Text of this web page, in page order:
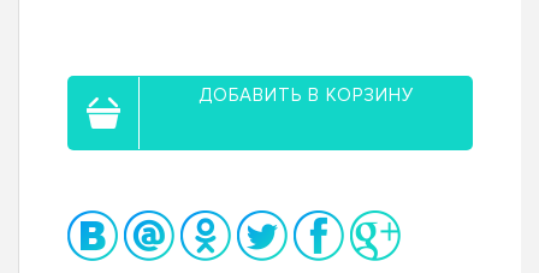
ДОБАВИТЬ В КОРЗИНУ